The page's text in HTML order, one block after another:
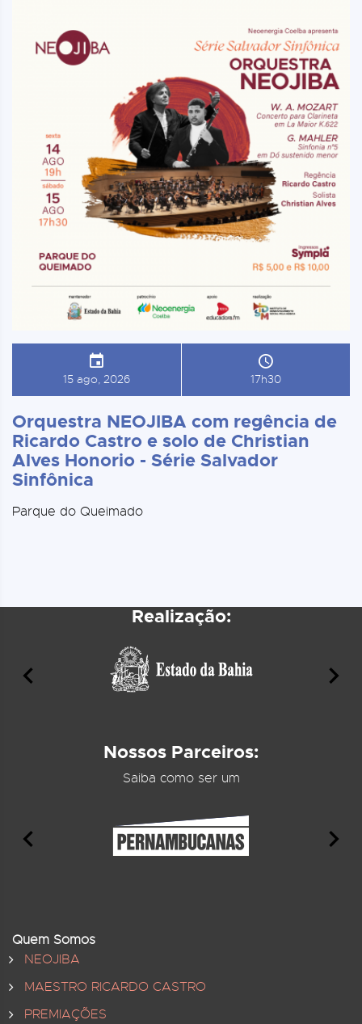
15 ago, 2026 17h30
Orquestra NEOJIBA com regência de
Ricardo Castro e solo de Christian
Alves Honorio - Série Salvador
Sinfônica
Parque do Queimado
Realização:
Nossos Parceiros:
Saiba como ser um
Quem Somos
NEOJIBA
MAESTRO RICARDO CASTRO
PREMIAÇÕES